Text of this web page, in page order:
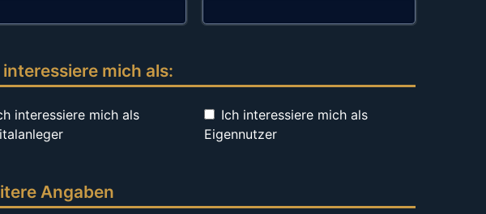
mich als:
*
interessiere mich als
Ich interessiere mich als
Eigennutzer
Angaben